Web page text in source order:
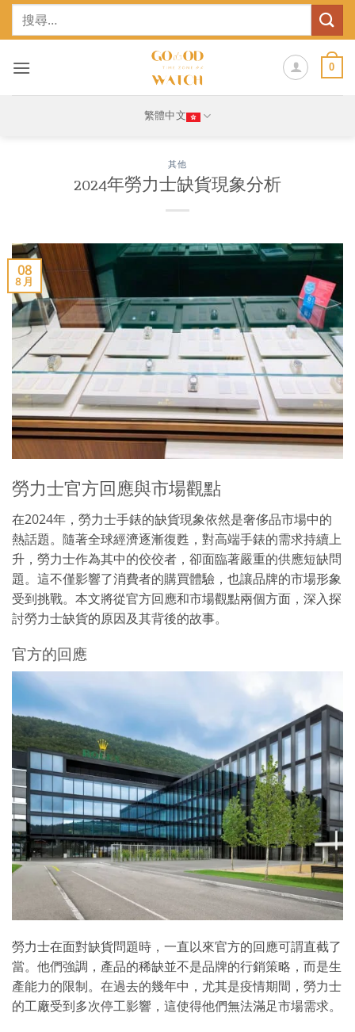
Skip
鍵
0
繁體中文
其他
2024年勞力士缺貨現象分析
08
8 月
勞力士官方回應與市場觀點
在2024年，勞力士手錶的缺貨現象依然是奢侈品市場中的
熱話題。隨著全球經濟逐漸復甦，對高端手錶的需求持續上
升，勞力士作為其中的佼佼者，卻面臨著嚴重的供應短缺問
題。這不僅影響了消費者的購買體驗，也讓品牌的市場形象
受到挑戰。本文將從官方回應和市場觀點兩個方面，深入探
討勞力士缺貨的原因及其背後的故事。
官方的回應
勞力士在面對缺貨問題時，一直以來官方的回應可謂直截了
當。他們強調，產品的稀缺並不是品牌的行銷策略，而是生
產能力的限制。在過去的幾年中，尤其是疫情期間，勞力士
的工廠受到多次停工影響，這使得他們無法滿足市場需求。